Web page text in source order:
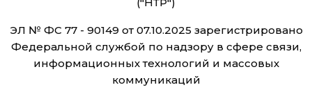
ЭЛ № ФС 77 - 90149 от 07.10.2025 зарегистрировано
Федеральной службой по надзору в сфере связи,
информационных технологий и массовых
коммуникаций